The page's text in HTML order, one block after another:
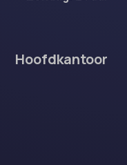
Hoofdkantoor